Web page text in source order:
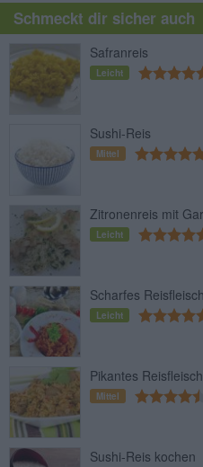
Schmeckt dir sicher auch
Safranreis
Leicht
Sushi-Reis
Mittel
Zitronenreis mit
Leicht
Scharfes Reisfleisch
Leicht
Pikantes
Mittel
Sushi-Reis kochen